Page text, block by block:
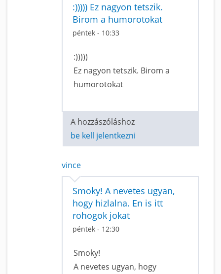
:))))) Ez nagyon tetszik.
Birom a humorotokat
péntek - 10:33
:)))))
Ez nagyon tetszik. Birom a
humorotokat
A hozzászóláshoz
be kell jelentkezni
vince
Smoky! A nevetes ugyan,
hogy hizlalna. En is itt
rohogok jokat
péntek - 12:30
Smoky!
A nevetes ugyan, hogy